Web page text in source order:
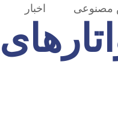
مصنوعی
اخبار